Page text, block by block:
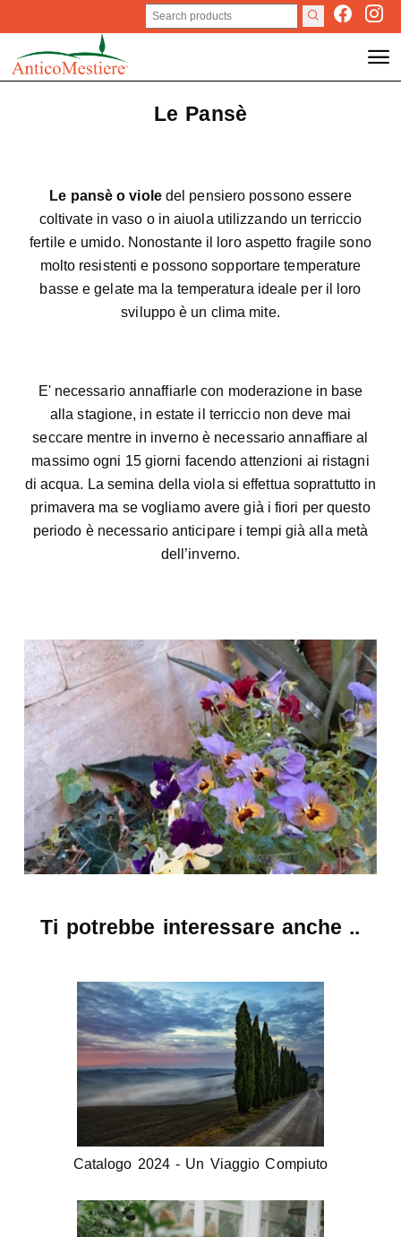
Le Pansè
Le pansè o violedel pensiero possono essere
coltivate in vaso o in aiuola utilizzando un terriccio
fertile e umido. Nonostante il loro aspetto fragile sono
molto resistenti e possono sopportare temperature
basse e gelate ma la temperatura ideale per il loro
sviluppo è un clima mite.
E' necessario annaffiarle con moderazione in base
alla stagione, in estate il terriccio non deve mai
seccare mentre in inverno è necessario annaffiare al
massimo ogni 15 giorni facendo attenzioni ai ristagni
di acqua. La semina della viola si effettua soprattutto in
primavera ma se vogliamo avere già i fiori per questo
periodo è necessario anticipare i tempi già alla metà
dell’inverno.
Ti potrebbe interessare anche ..
Catalogo 2024 - Un Viaggio Compiuto